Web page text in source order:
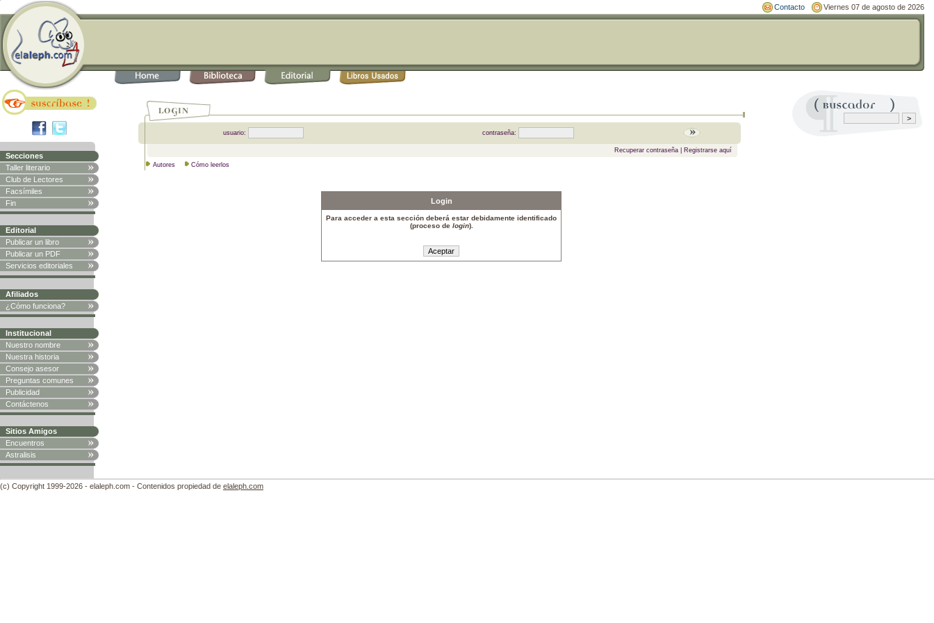
Contacto Viernes 07 de agosto de 2026
Secciones
Taller literario
Club de Lectores
Facsímiles
Fin
Editorial
Publicar un libro
Publicar un PDF
Servicios editoriales
Afiliados
¿Cómo funciona?
Institucional
Nuestro nombre
Nuestra historia
Consejo asesor
Preguntas comunes
Publicidad
Contáctenos
Sitios Amigos
Encuentros
Astralisis
usuario: contraseña:
Recuperar contraseña| Registrarse aquí
Autores Cómo leerlos
Login
Para acceder a esta sección deberá estar debidamente identificado
(proceso de login).
(c) Copyright 1999-2026 - elaleph.com - Contenidos propiedad de elaleph.com